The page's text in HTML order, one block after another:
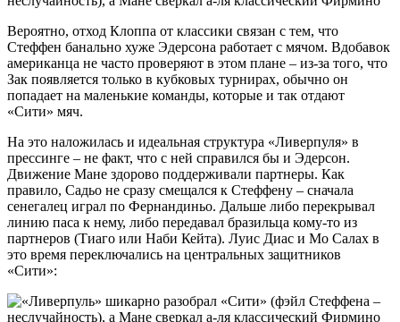
Вероятно, отход Клоппа от классики связан с тем, что
Стеффен банально хуже Эдерсона работает с мячом. Вдобавок
американца не часто проверяют в этом плане – из-за того, что
Зак появляется только в кубковых турнирах, обычно он
попадает на маленькие команды, которые и так отдают
«Сити» мяч.
На это наложилась и идеальная структура «Ливерпуля» в
прессинге – не факт, что с ней справился бы и Эдерсон.
Движение Мане здорово поддерживали партнеры. Как
правило, Садьо не сразу смещался к Стеффену – сначала
сенегалец играл по Фернандиньо. Дальше либо перекрывал
линию паса к нему, либо передавал бразильца кому-то из
партнеров (Тиаго или Наби Кейта). Луис Диас и Мо Салах в
это время переключались на центральных защитников
«Сити»: